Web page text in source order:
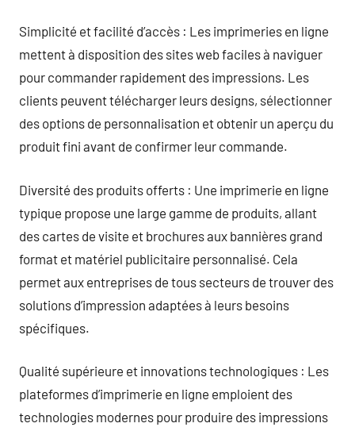
Simplicité et facilité d’accès : Les imprimeries en ligne
mettent à disposition des sites web faciles à naviguer
pour commander rapidement des impressions. Les
clients peuvent télécharger leurs designs, sélectionner
des options de personnalisation et obtenir un aperçu du
produit fini avant de confirmer leur commande.
Diversité des produits offerts : Une imprimerie en ligne
typique propose une large gamme de produits, allant
des cartes de visite et brochures aux bannières grand
format et matériel publicitaire personnalisé. Cela
permet aux entreprises de tous secteurs de trouver des
solutions d’impression adaptées à leurs besoins
spécifiques.
Qualité supérieure et innovations technologiques : Les
plateformes d’imprimerie en ligne emploient des
technologies modernes pour produire des impressions